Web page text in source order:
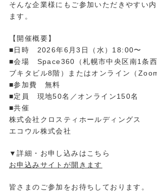
そんな企業様にもご参加いただきやすい
ます。
【開催概要】
■日時 2026年6 月3 日（水） 18:00〜
■会場 Space360 （札幌市中央区南1条
ブキタビル8階）またはオンライン（
■参加費 無料
■定員 現地50名／オンライン150名
■共催
株式会社クロスティホールディングス
エコウル株式会社
▼詳細・お申し込みはこちら
お申込みサイトが開きます
皆さまのご参加をお待ちしております。